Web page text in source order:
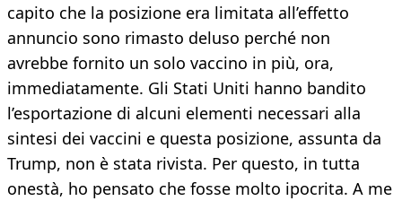
capito che la posizione era limitata all’effetto
annuncio sono rimasto deluso perché non
avrebbe fornito un solo vaccino in più, ora,
immediatamente. Gli Stati Uniti hanno bandito
l’esportazione di alcuni elementi necessari alla
sintesi dei vaccini e questa posizione, assunta da
Trump, non è stata rivista. Per questo, in tutta
onestà, ho pensato che fosse molto ipocrita. A me